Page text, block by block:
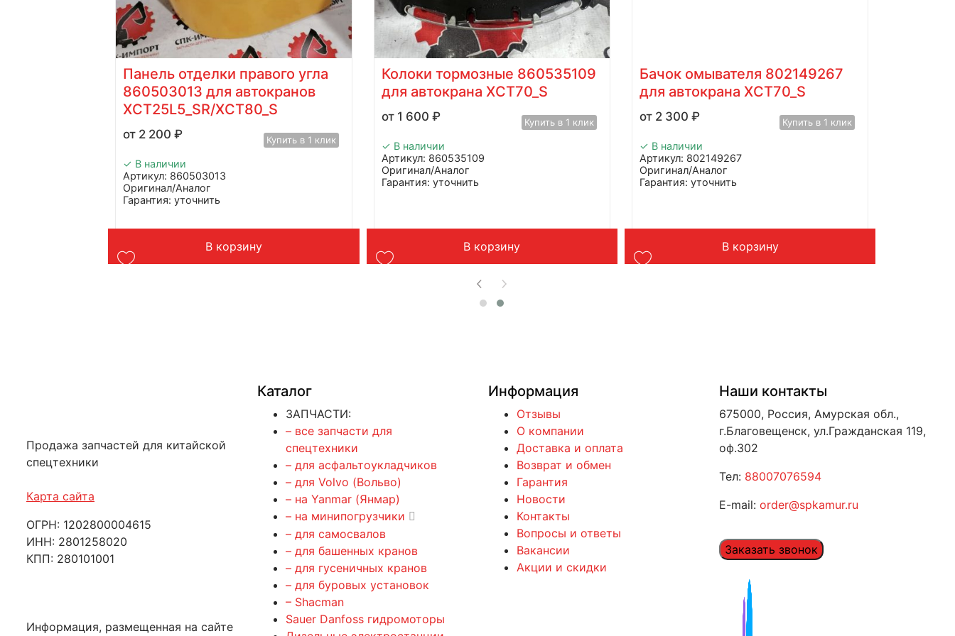
Панель отделки правого угла
860503013 для автокранов
XCT25L5_SR/XCT80_S
2 200₽ Купить в 1 клик
✓ В наличии
Артикул: 860503013
Оригинал/Аналог
Гарантия: уточнить
Вес: 1,5 кг
В корзину
Колоки тормозные 860535109
для автокрана XCT70_S
1 600 ₽ Купить в 1 клик
✓ В наличии
Артикул: 860535109
Оригинал/Аналог
Гарантия: уточнить
Вес: до 1 кг
В корзину
Бачок омывателя 802149267
для автокрана XCT70_S
2 300 ₽ Купить в 1 клик
✓ В наличии
Артикул: 802149267
Оригинал/Аналог
Гарантия: уточнить
Вес: 2 кг
В корзину
Продажа запчастей для китайской
спецтехники
Карта сайта
ОГРН: 1202800004615
ИНН: 2801258020
КПП: 280101001
Информация, размещенная на сайте
Каталог
ЗАПЧАСТИ:
– все запчасти для
спецтехники
– для асфальтоукладчиков
– для Volvo (Вольво)
– на Yanmar (Янмар)
– на минипогрузчики
– для самосвалов
– для башенных кранов
– для гусеничных кранов
– для буровых установок
– Shacman
Sauer Danfoss гидромоторы
Информация
Отзывы
О компании
Доставка и оплата
Возврат и обмен
Гарантия
Новости
Контакты
Вопросы и ответы
Вакансии
Акции и скидки
Наши контакты
675000, Россия, Амурская обл.,
г.Благовещенск, ул.Гражданская 119,
оф.302
Тел: 88007076594
E-mail: order@spkamur.ru
Заказать звонок